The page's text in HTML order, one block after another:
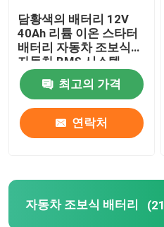
담황색의 배터리 12V
40Ah 리튬 이온 스타터
배터리 자동차 조보식
자동차 BMS 시스템
최고의 가격
연락처
자동차 조보식 배터리